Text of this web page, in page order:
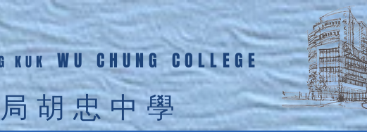
KUK WU CHUNG COLLEGE
胡忠中學